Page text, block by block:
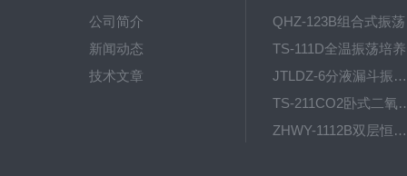
公司简介
新闻动态
技术文章
JTLDZ-6分液漏斗振荡器
TS-211CO2卧式
ZHWY-1112B双层恒温培养摇床